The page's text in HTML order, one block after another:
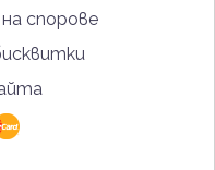
спорове